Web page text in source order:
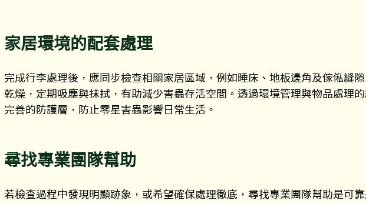
家居環境的配套處理
完成行李處理後，應同步檢查相關家居區域，例如睡床、地板邊角及傢俬縫
乾燥，定期吸塵與抹拭，有助減少害蟲存活空間。透過環境管理與物品處理
完善的防護層，防止零星害蟲影響日常生活。
尋找專業團隊幫助
若檢查過程中發現明顯跡象，或希望確保處理徹底，尋找專業團隊幫助是可